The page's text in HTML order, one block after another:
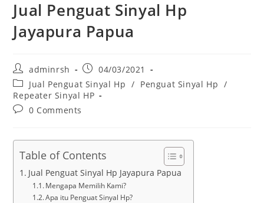
Jual Penguat Sinyal Hp
Jayapura Papua
Post
author:
adminrsh
Post
published:
04/03/2021
Post
category:
Jual Penguat Sinyal Hp / Penguat Sinyal Hp /
Repeater Sinyal HP
Post0 Comments
Table of Contents
Jual Penguat Sinyal Hp Jayapura Papua
Mengapa Memilih Kami?
Apa itu Penguat Sinyal Hp?